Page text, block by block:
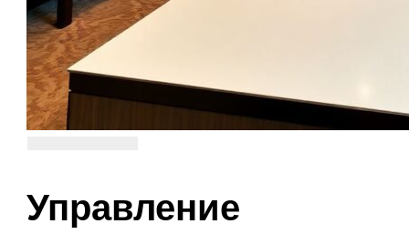
Управление